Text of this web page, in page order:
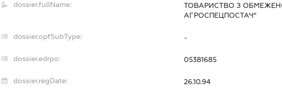
dossier.fullName:
ТОВАРИСТВО З
АГРОСПЕЦПОСТАЧ"
dossier.opfSubType: -
dossier.edrpo: 05381685
dossier.regDate: 26.10.94